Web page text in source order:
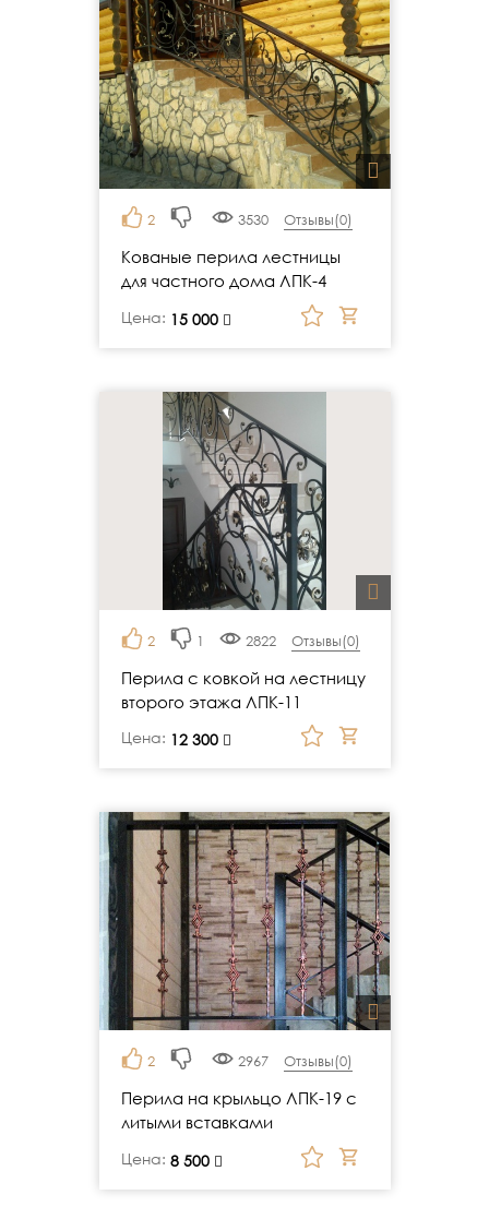
2 3530 Отзывы(0)
Кованые перила лестницы
для частного дома ЛПК-4
Цена: 15 000
руб.
2 1 2822 Отзывы(0)
Перила с ковкой на лестницу
второго этажа ЛПК-11
Цена: 12 300
руб.
2 2967 Отзывы(0)
Перила на крыльцо ЛПК-19 с
литыми вставками
Цена: 8 500
руб.